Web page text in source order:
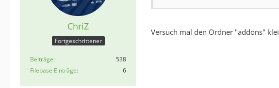
ChriZ
Fortgeschrittener
Beiträge
538
Filebase Einträge
6
Versuch mal den Ordner "addons"